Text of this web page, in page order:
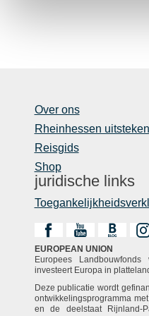
Over ons
Rheinhessen
Reisgids
Shop
juridische links
EUROPEAN UNION
Europees Landbouwfonds
investeert Europa in
Deze publicatie wordt
ontwikkelingsprogramma
en de deelstaat Rijnland-